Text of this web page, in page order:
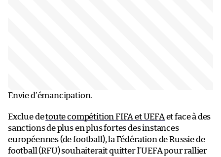
Envie d’émancipation.
Exclue detoute compétition FIFA et UEFAet face à des
sanctions de plus en plus fortes des instances
européennes (de football), la Fédération de Russie de
football (RFU) souhaiterait quitter l’UEFA pour rallier